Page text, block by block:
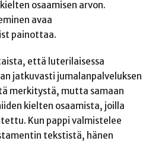
osaamisen arvon.
avaa
painottaa.
että luterilaisessa
jatkuvasti jumalanpalveluksen
merkitystä, mutta samaan
kielten osaamista, joilla
Kun pappi valmistelee
tekstistä, hänen